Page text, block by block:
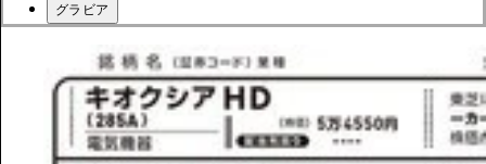
グラビア